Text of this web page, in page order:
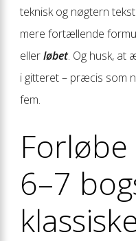
teknisk og nøgtern
mere fortællende
ellerløbet. Og husk, at
i gitteret – præcis som
fem.
6–7